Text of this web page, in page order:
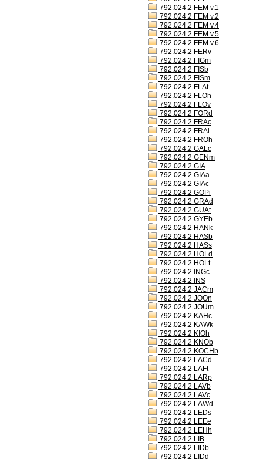
792.024.2 FEM v.1
792.024.2 FEM v.2
792.024.2 FEM v.4
792.024.2 FEM v.5
792.024.2 FEM v.6
792.024.2 FERv
792.024.2 FIGm
792.024.2 FISb
792.024.2 FISm
792.024.2 FLAt
792.024.2 FLOh
792.024.2 FLOv
792.024.2 FORd
792.024.2 FRAc
792.024.2 FRAi
792.024.2 FROh
792.024.2 GALc
792.024.2 GENm
792.024.2 GIA
792.024.2 GIAa
792.024.2 GIAc
792.024.2 GOPi
792.024.2 GRAd
792.024.2 GUAt
792.024.2 GYEb
792.024.2 HANk
792.024.2 HASb
792.024.2 HASs
792.024.2 HOLd
792.024.2 HOLt
792.024.2 INGc
792.024.2 INS
792.024.2 JACm
792.024.2 JOOn
792.024.2 JOUm
792.024.2 KAHc
792.024.2 KAWk
792.024.2 KIOh
792.024.2 KNOb
792.024.2 KOCHb
792.024.2 LACd
792.024.2 LAFt
792.024.2 LARp
792.024.2 LAVb
792.024.2 LAVc
792.024.2 LAWd
792.024.2 LEDs
792.024.2 LEEe
792.024.2 LEHh
792.024.2 LIB
792.024.2 LIDb
792.024.2 LIDd